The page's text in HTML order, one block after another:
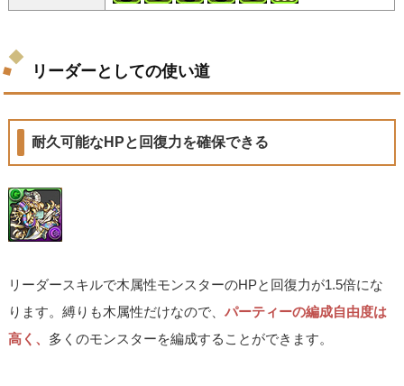
リーダーとしての使い道
耐久可能なHPと回復力を確保できる
リーダースキルで木属性モンスターのHPと回復力が1.5倍にな
ります。縛りも木属性だけなので、パーティーの編成自由度は
高く、 多くのモンスターを編成することができます。